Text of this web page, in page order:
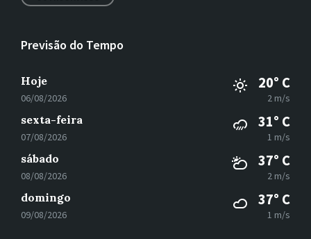
Previsão do Tempo
Hoje
06/08/2026
20° C
2 m/s
sexta-feira
07/08/2026
31° C
1 m/s
sábado
08/08/2026
37° C
2 m/s
domingo
09/08/2026
37° C
1 m/s